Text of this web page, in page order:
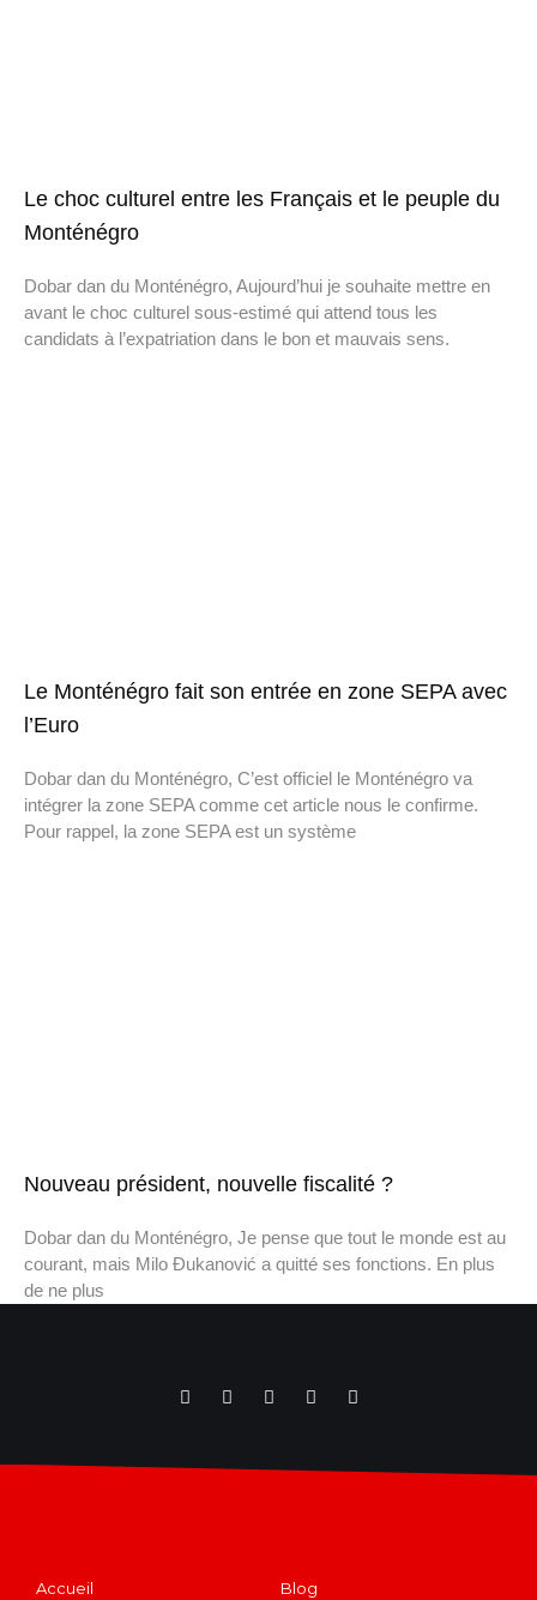
Le choc culturel entre les Français et le peuple du
Monténégro
Dobar dan du Monténégro, Aujourd’hui je souhaite mettre en
avant le choc culturel sous-estimé qui attend tous les
candidats à l’expatriation dans le bon et mauvais sens.
Le Monténégro fait son entrée en zone SEPA avec
l’Euro
Dobar dan du Monténégro, C’est officiel le Monténégro va
intégrer la zone SEPA comme cet article nous le confirme.
Pour rappel, la zone SEPA est un système
Nouveau président, nouvelle fiscalité ?
Dobar dan du Monténégro, Je pense que tout le monde est au
courant, mais Milo Đukanović a quitté ses fonctions. En plus
de ne plus
Accueil
Blog